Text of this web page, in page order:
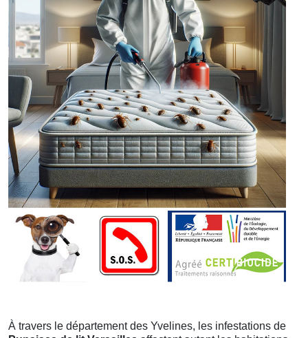
À travers le département des Yvelines, les infestations de